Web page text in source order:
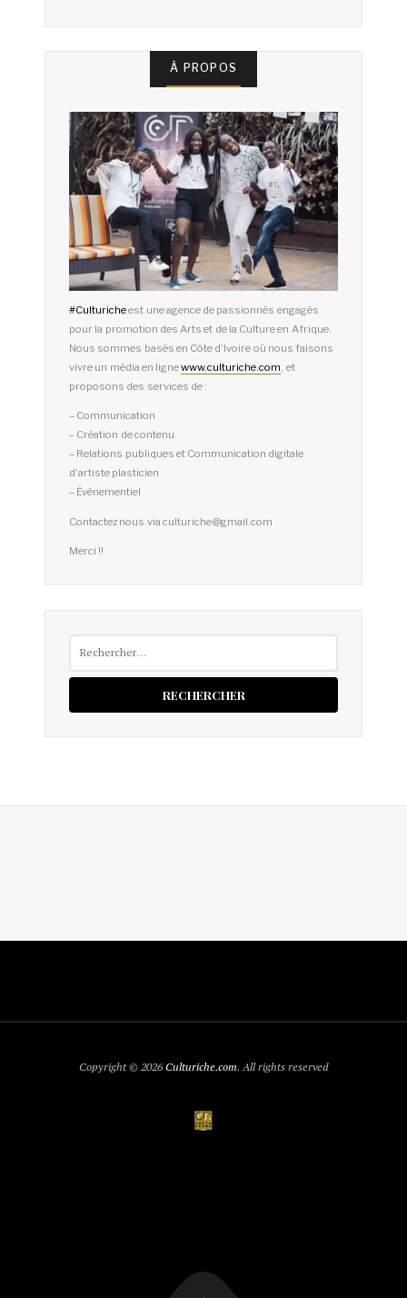
À PROPOS
#Culturicheest une agence de passionnés engagés
pour la promotion des Arts et de la Culture en Afrique.
Nous sommes basés en Côte d’Ivoire où nous faisons
vivre un média en lignewww.culturiche.com, et
proposons des services de :
– Communication
– Création de contenu
– Relations publiques et Communication digitale
d’artiste plasticien
– Événementiel
Contactez nous via culturiche@gmail.com
Merci !!
Copyright © 2026Culturiche.com. All rights reserved